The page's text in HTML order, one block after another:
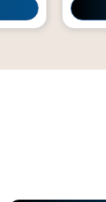
Prijavi se